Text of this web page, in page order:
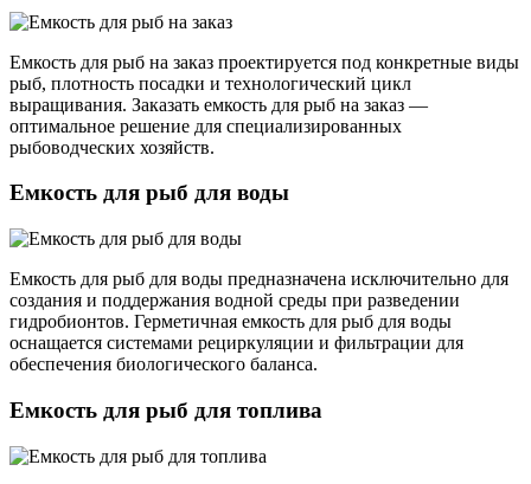
Емкость для рыб на заказ проектируется под конкретные виды
рыб, плотность посадки и технологический цикл
выращивания. Заказать емкость для рыб на заказ —
оптимальное решение для специализированных
рыбоводческих хозяйств.
Емкость для рыб для воды
Емкость для рыб для воды предназначена исключительно для
создания и поддержания водной среды при разведении
гидробионтов. Герметичная емкость для рыб для воды
оснащается системами рециркуляции и фильтрации для
обеспечения биологического баланса.
Емкость для рыб для топлива